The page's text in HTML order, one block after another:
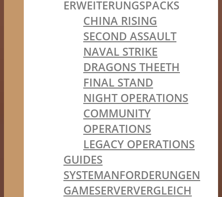
ERWEITERUNGSPACKS
CHINA RISING
SECOND ASSAULT
NAVAL STRIKE
DRAGONS THEETH
FINAL STAND
NIGHT OPERATIONS
COMMUNITY
OPERATIONS
LEGACY OPERATIONS
GUIDES
SYSTEMANFORDERUNGEN
GAMESERVERVERGLEICH